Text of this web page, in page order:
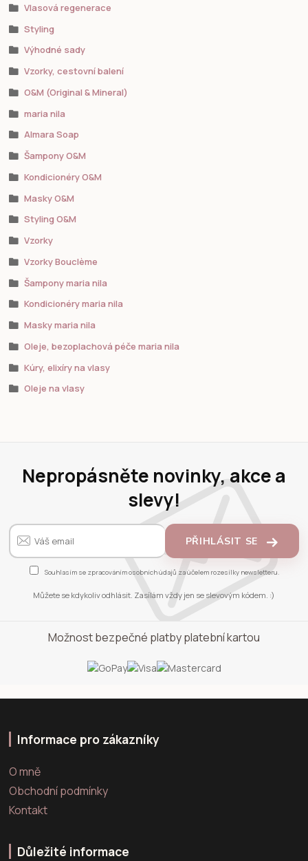
Vlasová regenerace
Styling
Výhodné sady
Vzorky, cestovní balení
O&M (Original & Mineral)
maria nila
Almara Soap
Šampony O&M
Kondicionéry O&M
Masky O&M
Styling O&M
Vzorky
Vzorky Bouclème
Šampony maria nila
Kondicionéry maria nila
Masky maria nila
Oleje, bezoplachová péče maria nila
Kúry, elixíry na vlasy
Oleje na vlasy
Nepropásněte novinky, akce a
slevy!
PŘIHLÁSIT SE
Souhlasím se zpracováním osobních údajů za účelem rozesílky newsletteru.
Můžete se kdykoliv odhlásit. Zasílám vždy jen se slevovým kódem. :)
Možnost bezpečné platby platební kartou
Informace pro zákazníky
O mně
Obchodní podmínky
Kontakt
Důležité informace